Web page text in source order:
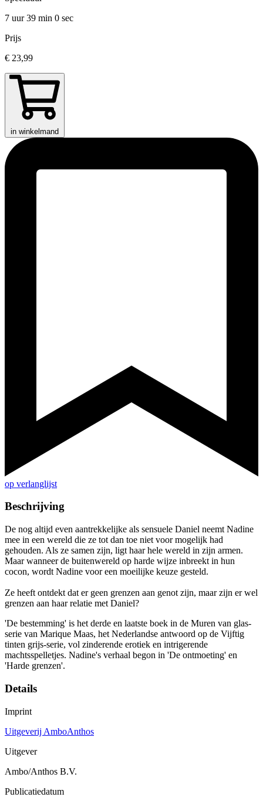
7 uur 39 min 0 sec
Prijs
€ 23,99
in winkelmand
op verlanglijst
Beschrijving
De nog altijd even aantrekkelijke als sensuele Daniel neemt Nadine
mee in een wereld die ze tot dan toe niet voor mogelijk had
gehouden. Als ze samen zijn, ligt haar hele wereld in zijn armen.
Maar wanneer de buitenwereld op harde wijze inbreekt in hun
cocon, wordt Nadine voor een moeilijke keuze gesteld.
Ze heeft ontdekt dat er geen grenzen aan genot zijn, maar zijn er wel
grenzen aan haar relatie met Daniel?
'De bestemming' is het derde en laatste boek in de Muren van glas-
serie van Marique Maas, het Nederlandse antwoord op de Vijftig
tinten grijs-serie, vol zinderende erotiek en intrigerende
machtsspelletjes. Nadine's verhaal begon in 'De ontmoeting' en
'Harde grenzen'.
Details
Imprint
Uitgeverij AmboAnthos
Uitgever
Ambo/Anthos B.V.
Publicatiedatum